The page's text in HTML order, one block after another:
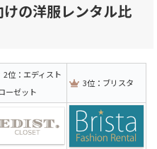
けの洋服レンタル比
2位：エディスト
ーゼット
3位：ブリスタ